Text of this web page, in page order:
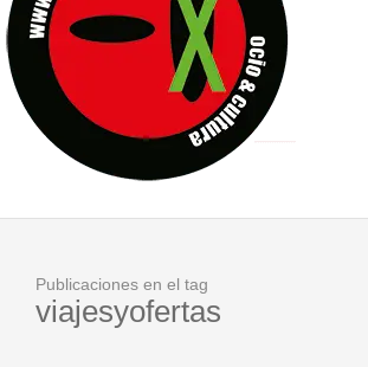
MILITARES JUDÍAS EN
D’BALDOMEROS REINVENTAN
MARSHALL FLASH PRESENTA EN
JOFRE BARDAGÍ EN EXVITA
Publicaciones en el tag
viajesyofertas